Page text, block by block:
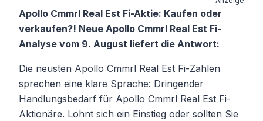
Apollo Cmmrl Real Est Fi-Aktie: Kaufen oder
verkaufen?! Neue Apollo Cmmrl Real Est Fi-
Analyse vom 9. August liefert die Antwort:
Die neusten Apollo Cmmrl Real Est Fi-Zahlen
sprechen eine klare Sprache: Dringender
Handlungsbedarf für Apollo Cmmrl Real Est Fi-
Aktionäre. Lohnt sich ein Einstieg oder sollten Sie